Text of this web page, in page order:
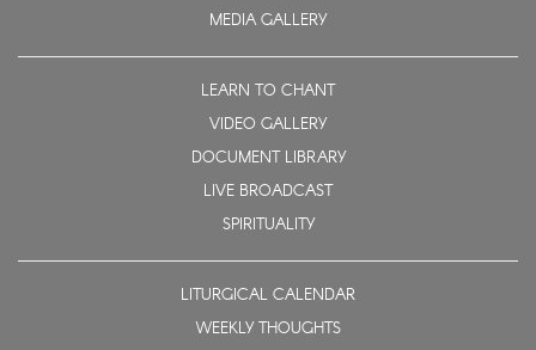
MEDIA GALLERY
LEARN TO CHANT
VIDEO GALLERY
DOCUMENT LIBRARY
LIVE BROADCAST
SPIRITUALITY
LITURGICAL CALENDAR
WEEKLY THOUGHTS